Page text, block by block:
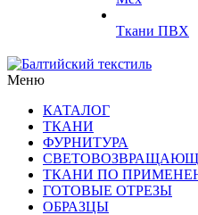
Ткани ПВХ
Меню
КАТАЛОГ
ТКАНИ
ФУРНИТУРА
ТКАНИ ПО
ГОТОВЫЕ ОТРЕЗЫ
ОБРАЗЦЫ